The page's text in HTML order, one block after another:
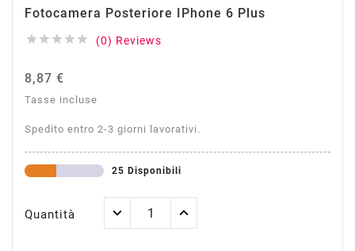
Fotocamera Posteriore IPhone 6 Plus
     (0) Reviews
8,87 €
Tasse incluse
Spedito entro 2-3 giorni lavorativi.
25 Disponibili
Quantità